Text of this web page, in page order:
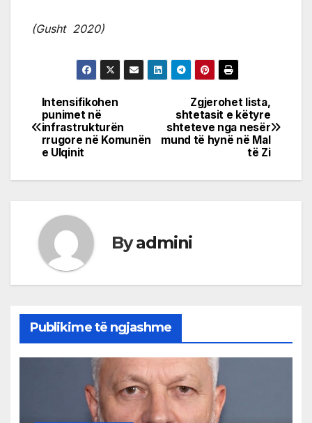
(Gusht 2020)
Post
navigation
Zgjerohet lista,
shtetasit e këtyre
shteteve nga nesër
mund të hynë në Mal
të Zi
Intensifikohen
punimet në
infrastrukturën
rrugore në Komunën
e Ulqinit
Byadmini
Publikime të ngjashme